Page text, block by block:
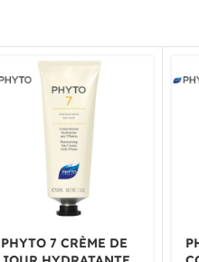
PHYTO 7 CRÈME DE